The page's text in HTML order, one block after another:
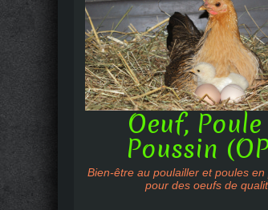
Oeuf,
Poussin
Bien-être au poulailler et poules en
pour des oeufs de